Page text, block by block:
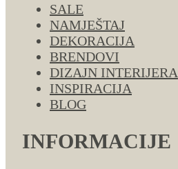
SALE
NAMJEŠTAJ
DEKORACIJA
BRENDOVI
DIZAJN INTERIJERA
INSPIRACIJA
BLOG
INFORMACIJE